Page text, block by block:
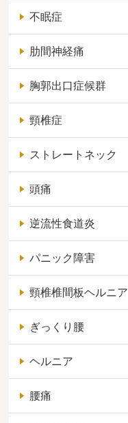
不眠症
肋間神経痛
胸郭出口症候群
頸椎症
ストレートネック
頭痛
逆流性食道炎
パニック障害
頸椎椎間板ヘルニア
ぎっくり腰
ヘルニア
腰痛